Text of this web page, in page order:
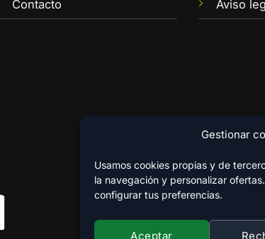
Gestionar
Usamos cookies propias y de
la navegación y personalizar
configurar tus preferencias.
Aceptar
Contacto Aviso